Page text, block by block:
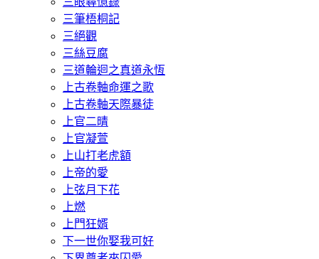
三筆梧桐記
三絕觀
三絲豆腐
三道輪迴之真道永恆
上古卷軸命運之歌
上古卷軸天際暴徒
上官二晴
上官凝萱
上山打老虎額
上帝的愛
上弦月下花
上燃
上門狂婿
下一世你娶我可好